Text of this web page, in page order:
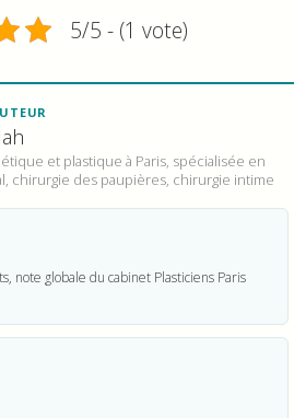
5/5 - (1 vote)
et plastique à Paris, spécialisée en
chirurgie des paupières, chirurgie intime
note globale du cabinet Plasticiens Paris